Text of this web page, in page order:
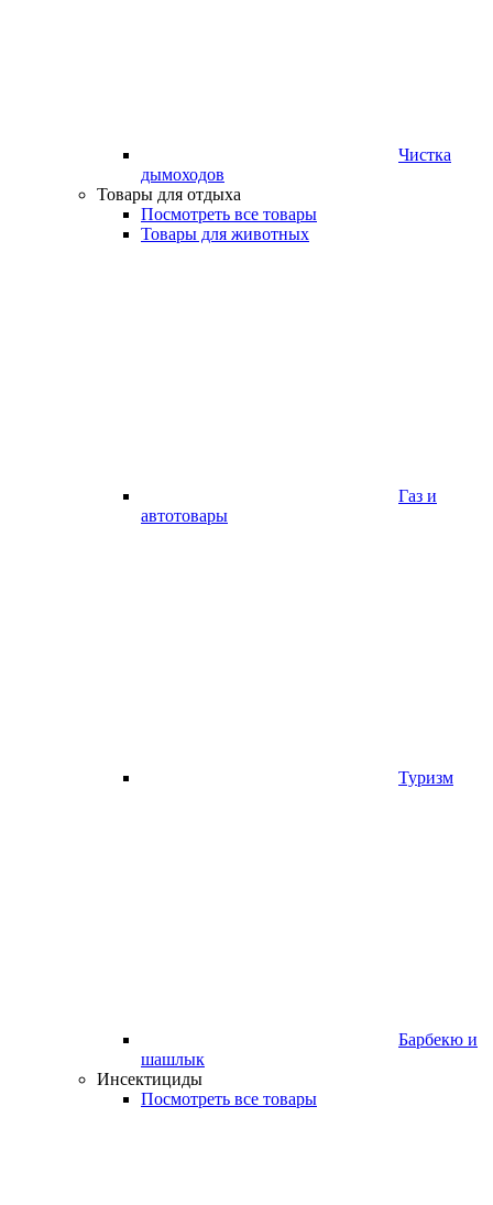
Чистка
дымоходов
Товары для отдыха
Посмотреть все товары
Товары для животных
Газ и
автотовары
Туризм
Барбекю и
шашлык
Инсектициды
Посмотреть все товары